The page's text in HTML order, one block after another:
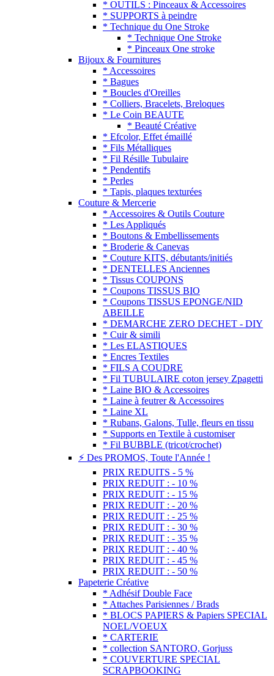
* OUTILS : Pinceaux & Accessoires
* SUPPORTS à peindre
* Technique du One Stroke
* Technique One Stroke
* Pinceaux One stroke
Bijoux & Fournitures
* Accessoires
* Bagues
* Boucles d'Oreilles
* Colliers, Bracelets, Breloques
* Le Coin BEAUTE
* Beauté Créative
* Efcolor, Effet émaillé
* Fils Métalliques
* Fil Résille Tubulaire
* Pendentifs
* Perles
* Tapis, plaques texturées
Couture & Mercerie
* Accessoires & Outils Couture
* Les Appliqués
* Boutons & Embellissements
* Broderie & Canevas
* Couture KITS, débutants/initiés
* DENTELLES Anciennes
* Tissus COUPONS
* Coupons TISSUS BIO
* Coupons TISSUS EPONGE/NID
ABEILLE
* DEMARCHE ZERO DECHET - DIY
* Cuir & simili
* Les ELASTIQUES
* Encres Textiles
* FILS A COUDRE
* Fil TUBULAIRE coton jersey Zpagetti
* Laine BIO & Accessoires
* Laine à feutrer & Accessoires
* Laine XL
* Rubans, Galons, Tulle, fleurs en tissu
* Supports en Textile à customiser
* Fil BUBBLE (tricot/crochet)
⚡ Des PROMOS, Toute l'Année !
PRIX REDUITS - 5 %
PRIX REDUIT : - 10 %
PRIX REDUIT : - 15 %
PRIX REDUIT : - 20 %
PRIX REDUIT : - 25 %
PRIX REDUIT : - 30 %
PRIX REDUIT : - 35 %
PRIX REDUIT : - 40 %
PRIX REDUIT : - 45 %
PRIX REDUIT : - 50 %
Papeterie Créative
* Adhésif Double Face
* Attaches Parisiennes / Brads
* BLOCS PAPIERS & Papiers SPECIAL
NOEL/VOEUX
* CARTERIE
* collection SANTORO, Gorjuss
* COUVERTURE SPECIAL
SCRAPBOOKING